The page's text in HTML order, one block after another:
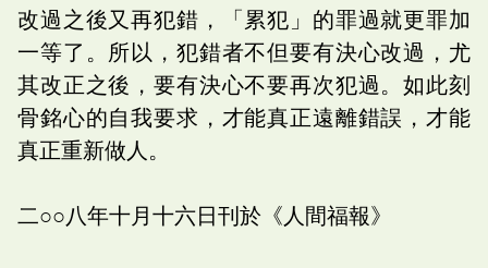
改過之後又再犯錯，「累犯」的罪過就更罪加
一等了。所以，犯錯者不但要有決心改過，尤
其改正之後，要有決心不要再次犯過。如此刻
骨銘心的自我要求，才能真正遠離錯誤，才能
真正重新做人。
二○○八年十月十六日刊於《人間福報》